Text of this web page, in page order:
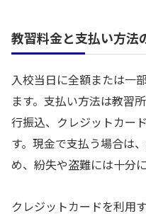
教習料金と支払い方法
入校当日に全額または一
ます。支払い方法は教習
行振込、クレジットカー
す。現金で支払う場合は
め、紛失や盗難には十分
クレジットカードを利用